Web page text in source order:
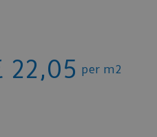
22,05 per m2